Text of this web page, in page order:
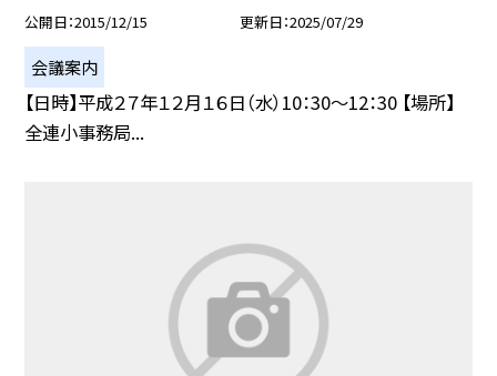
公開日 2015/12/15 更新日 2025/07/29
会議案内
【日時】平成２７年１２月１６日（水）10：30〜12：30 【場所】
全連小事務局...